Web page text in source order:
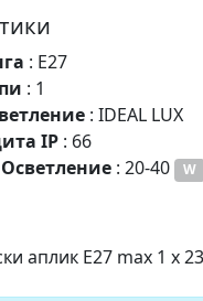
: E27
: 1
: IDEAL LUX
IP : 66
: 20-40 W
аплик E27 max 1 x